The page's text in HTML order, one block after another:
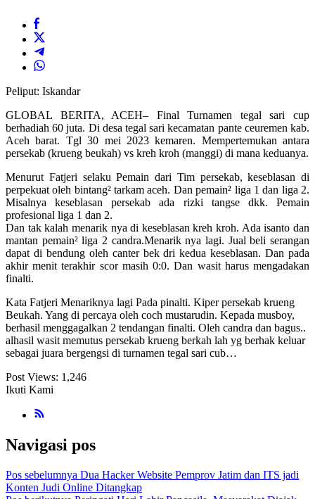
Peliput: Iskandar
GLOBAL BERITA, ACEH– Final Turnamen tegal sari cup
berhadiah 60 juta. Di desa tegal sari kecamatan pante ceuremen kab.
Aceh barat. Tgl 30 mei 2023 kemaren. Mempertemukan antara
persekab (krueng beukah) vs kreh kroh (manggi) di mana keduanya.
Menurut Fatjeri selaku Pemain dari Tim persekab, keseblasan di
perpekuat oleh bintang² tarkam aceh. Dan pemain² liga 1 dan liga 2.
Misalnya keseblasan persekab ada rizki tangse dkk. Pemain
profesional liga 1 dan 2.
Dan tak kalah menarik nya di keseblasan kreh kroh. Ada isanto dan
mantan pemain² liga 2 candra.Menarik nya lagi. Jual beli serangan
dapat di bendung oleh canter bek dri kedua keseblasan. Dan pada
akhir menit terakhir scor masih 0:0. Dan wasit harus mengadakan
finalti.
Kata Fatjeri Menariknya lagi Pada pinalti. Kiper persekab krueng
Beukah. Yang di percaya oleh coch mustarudin. Kepada musboy,
berhasil menggagalkan 2 tendangan finalti. Oleh candra dan bagus..
alhasil wasit memutus persekab krueng berkah lah yg berhak keluar
sebagai juara bergengsi di turnamen tegal sari cub…
Post Views: 1,246
Ikuti Kami
Navigasi pos
Pos sebelumnya Dua Hacker Website Pemprov Jatim dan ITS jadi
Konten Judi Online Ditangkap